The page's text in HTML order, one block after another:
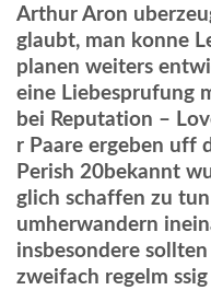
Arthur Aron
glaubt, man konne
planen weiters
eine Liebesprufung
bei Reputation –
r Paare ergeben uff
Perish 20bekannt
glich schaffen zu
umherwandern
insbesondere
zweifach regelm